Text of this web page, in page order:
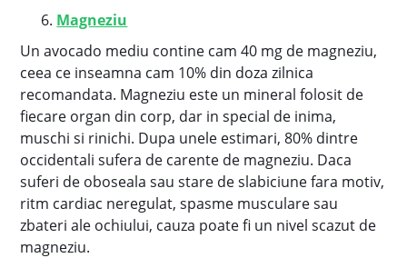
Magneziu
Un avocado mediu contine cam 40 mg de magneziu,
ceea ce inseamna cam 10% din doza zilnica
recomandata. Magneziu este un mineral folosit de
fiecare organ din corp, dar in special de inima,
muschi si rinichi. Dupa unele estimari, 80% dintre
occidentali sufera de carente de magneziu. Daca
suferi de oboseala sau stare de slabiciune fara motiv,
ritm cardiac neregulat, spasme musculare sau
zbateri ale ochiului, cauza poate fi un nivel scazut de
magneziu.